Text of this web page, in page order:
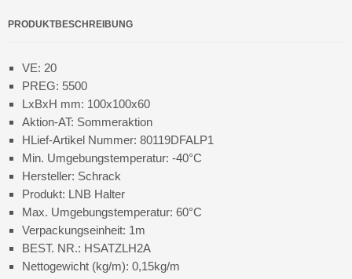
PRODUKTBESCHREIBUNG
VE: 20
PREG: 5500
LxBxH mm: 100x100x60
Aktion-AT: Sommeraktion
HLief-Artikel Nummer: 80119DFALP1
Min. Umgebungstemperatur: -40°C
Hersteller: Schrack
Produkt: LNB Halter
Max. Umgebungstemperatur: 60°C
Verpackungseinheit: 1m
BEST. NR.: HSATZLH2A
Nettogewicht (kg/m): 0,15kg/m